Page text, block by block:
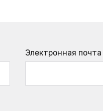
Электронная почта